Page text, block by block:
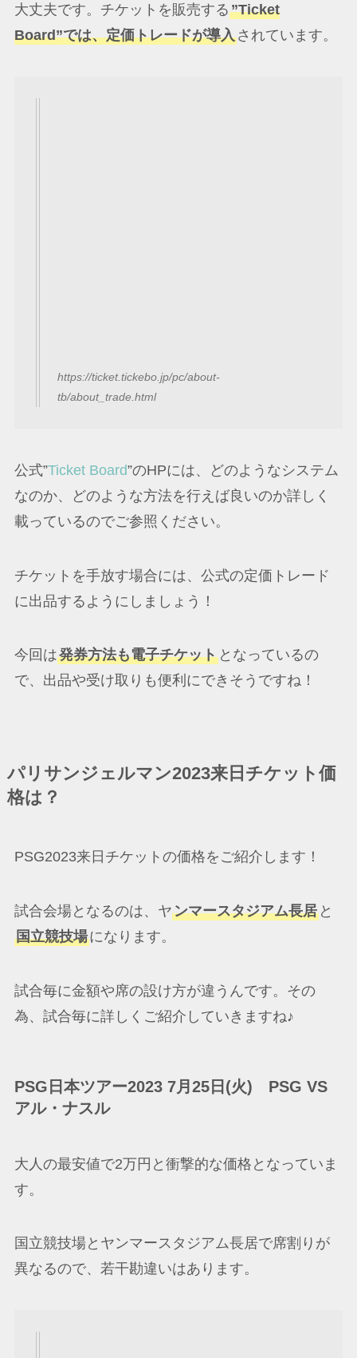
大丈夫です。チケットを販売する”Ticket
Board”では、定価トレードが導入されています。
https://ticket.tickebo.jp/pc/about-
tb/about_trade.html
公式”Ticket Board”のHPには、どのようなシステム
なのか、どのような方法を行えば良いのか詳しく
載っているのでご参照ください。
チケットを手放す場合には、公式の定価トレード
に出品するようにしましょう！
今回は発券方法も電子チケットとなっているの
で、出品や受け取りも便利にできそうですね！
パリサンジェルマン2023来日チケット価
格は？
PSG2023来日チケットの価格をご紹介します！
試合会場となるのは、ヤンマースタジアム長居と
国立競技場になります。
試合毎に金額や席の設け方が違うんです。その
為、試合毎に詳しくご紹介していきますね♪
PSG日本ツアー2023 7月25日(火) PSG VS
アル・ナスル
大人の最安値で2万円と衝撃的な価格となっていま
す。
国立競技場とヤンマースタジアム長居で席割りが
異なるので、若干勘違いはあります。